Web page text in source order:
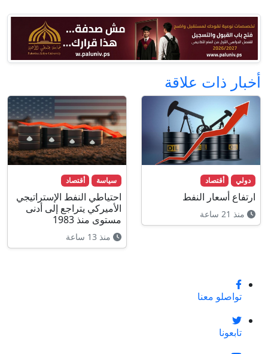
أخبار ذات علاقة
دولي أقتصاد
ارتفاع أسعار النفط
منذ 21 ساعة
سياسة أقتصاد
احتياطي النفط الإستراتيجي
الأميركي يتراجع إلى أدنى
مستوى منذ 1983
منذ 13 ساعة
تواصلو معنا
تابعونا